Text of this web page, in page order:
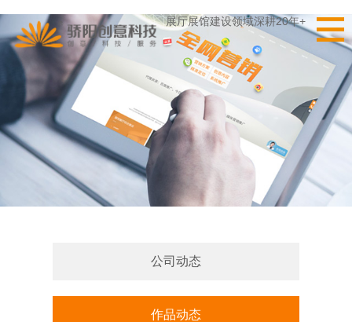
展厅展馆建设领域深耕20年+
公司动态
作品动态